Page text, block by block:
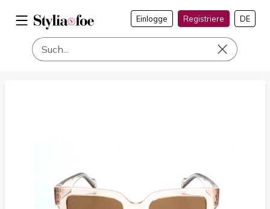
Einlogge Registriere DE